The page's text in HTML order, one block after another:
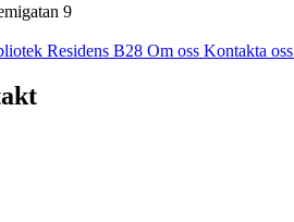
9
Residens B28 Om oss Kontakta oss